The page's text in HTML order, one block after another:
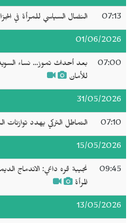
07:13 النضال السياسي للمرأة في
01/06/2026
07:00
بعد أحداث تموز... نساء
للأمان
31/05/2026
07:10 التماطل التركي يهدد توازنات
15/05/2026
09:45
نجيبة قره داغي: الاندماج
المرأة
13/05/2026